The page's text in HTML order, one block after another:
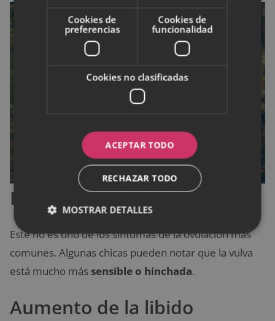
Hinchazón vaginal
Este no es uno de los síntomas de la ovulación más
comunes. Algunas chicas pueden notar que la vulva
está mucho más sensible o hinchada.
Aumento de la libido
Cookies de
preferencias
Cookies de
funcionalidad
Cookies no clasificadas
ACEPTAR TODO
RECHAZAR TODO
MOSTRAR DETALLES